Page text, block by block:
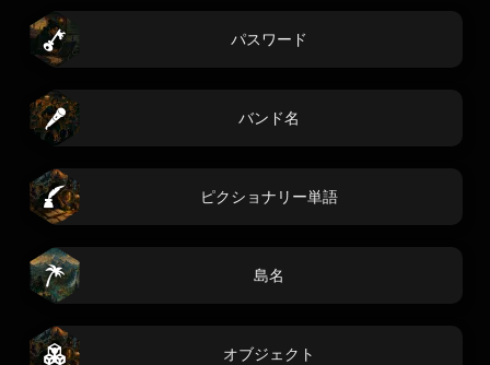
パスワード
バンド名
ピクショナリー単語
島名
オブジェクト